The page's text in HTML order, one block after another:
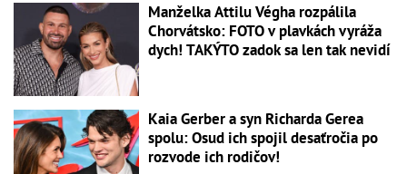
Manželka Attilu Végha rozpálila
Chorvátsko: FOTO v plavkách vyráža
dych! TAKÝTO zadok sa len tak nevidí
Kaia Gerber a syn Richarda Gerea
spolu: Osud ich spojil desaťročia po
rozvode ich rodičov!